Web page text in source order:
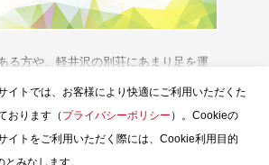
る方や、軽井沢の別荘にあまり足を運
TOP 土屋ホームトピア
イトでは、お客様により快適にご利用いただくた
おります（ プライバシーポリシー ）。Cookieの
イトをご利用いただく際には、Cookie利用目的
みなします。